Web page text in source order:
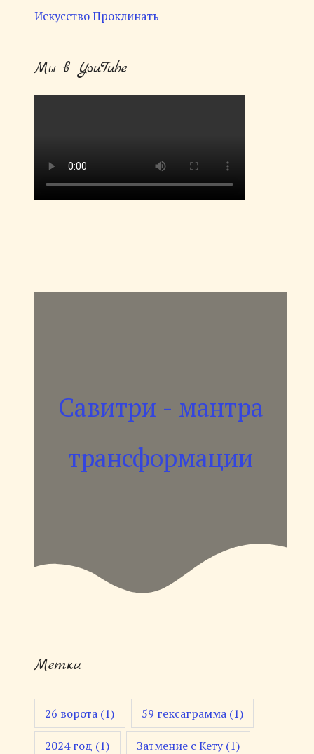
Искусство Проклинать
Мы в YouTube
Савитри - мантра
трансформации
Метки
26 ворота (1) 59 гексаграмма (1)
2024 год (1) Затмение с Кету(1)